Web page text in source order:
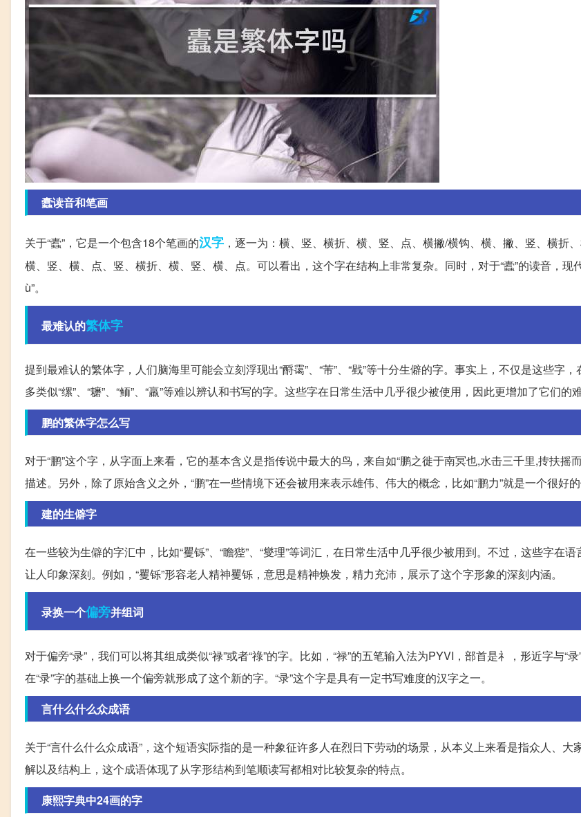
蠹读音和笔画
关于“蠹”，它是一个包含18个笔画的汉字 ，逐一为：横、竖、横折、横、竖、点、横撇/横钩、横、撇、竖、横折、
横、竖、横、点、竖、横折、横、竖、横、点。可以看出，这个字在结构上非常复杂。同时，对于“蠹”的读音，现
ù”。
最难认的繁体字
提到最难认的繁体字，人们脑海里可能会立刻浮现出“酹霭”、“芾”、“戥”等十分生僻的字。事实上，不仅是这些字
多类似“缧”、“耱”、“鲕”、“羸”等难以辨认和书写的字。这些字在日常生活中几乎很少被使用，因此更增加了它们的难
鹏的繁体字怎么写
对于“鹏”这个字，从字面上来看，它的基本含义是指传说中最大的鸟，来自如“鹏之徙于南冥也,水击三千里,抟扶摇
描述。另外，除了原始含义之外，“鹏”在一些情境下还会被用来表示雄伟、伟大的概念，比如“鹏力”就是一个很好的
建的生僻字
在一些较为生僻的字汇中，比如“矍铄”、“瞻狴”、“燮理”等词汇，在日常生活中几乎很少被用到。不过，这些字在
让人印象深刻。例如，“矍铄”形容老人精神矍铄，意思是精神焕发，精力充沛，展示了这个字形象的深刻内涵。
录换一个偏旁并组词
对于偏旁“录”，我们可以将其组成类似“禄”或者“祿”的字。比如，“禄”的五笔输入法为PYVI，部首是礻，形近字与“
在“录”字的基础上换一个偏旁就形成了这个新的字。“录”这个字是具有一定书写难度的汉字之一。
言什么什么众成语
关于“言什么什么众成语”，这个短语实际指的是一种象征许多人在烈日下劳动的场景，从本义上来看是指众人、大
解以及结构上，这个成语体现了从字形结构到笔顺读写都相对比较复杂的特点。
康熙字典中24画的字